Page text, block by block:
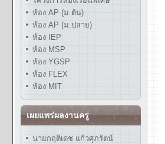
ห้อง AP (ม.ต้น)
ห้อง AP (ม.ปลาย)
ห้อง IEP
ห้อง MSP
ห้อง YGSP
ห้อง FLEX
ห้อง MIT
เผยแพร่ผลงานครู
นายกฤติเดช แก้วศุภรัตน์